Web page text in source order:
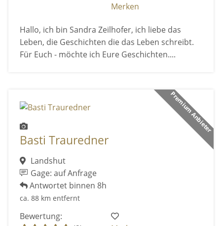
Merken
Hallo, ich bin Sandra Zeilhofer, ich liebe das
Leben, die Geschichten die das Leben schreibt.
Für Euch - möchte ich Eure Geschichten....
Premium Anbieter
Basti Trauredner
Landshut
Gage: auf Anfrage
Antwortet binnen 8h
ca. 88 km entfernt
Bewertung: